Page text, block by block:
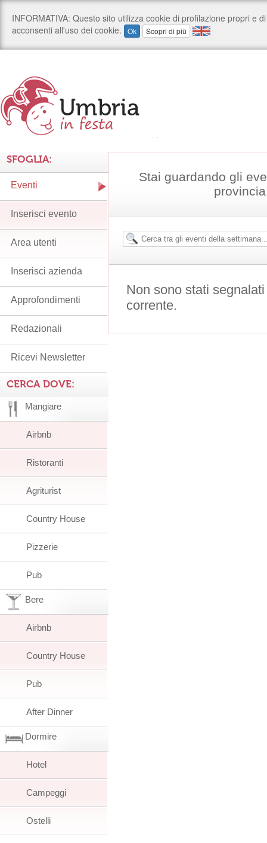
Stai guardando gli
Non sono stati
corrente.
SFOGLIA:
Eventi
Inserisci evento
Area utenti
Inserisci azienda
Approfondimenti
Redazionali
Ricevi Newsletter
CERCA DOVE:
Mangiare
Airbnb
Ristoranti
Agriturist
Country House
Pizzerie
Pub
Bere
Airbnb
Country House
Pub
After Dinner
Dormire
Hotel
Campeggi
Ostelli